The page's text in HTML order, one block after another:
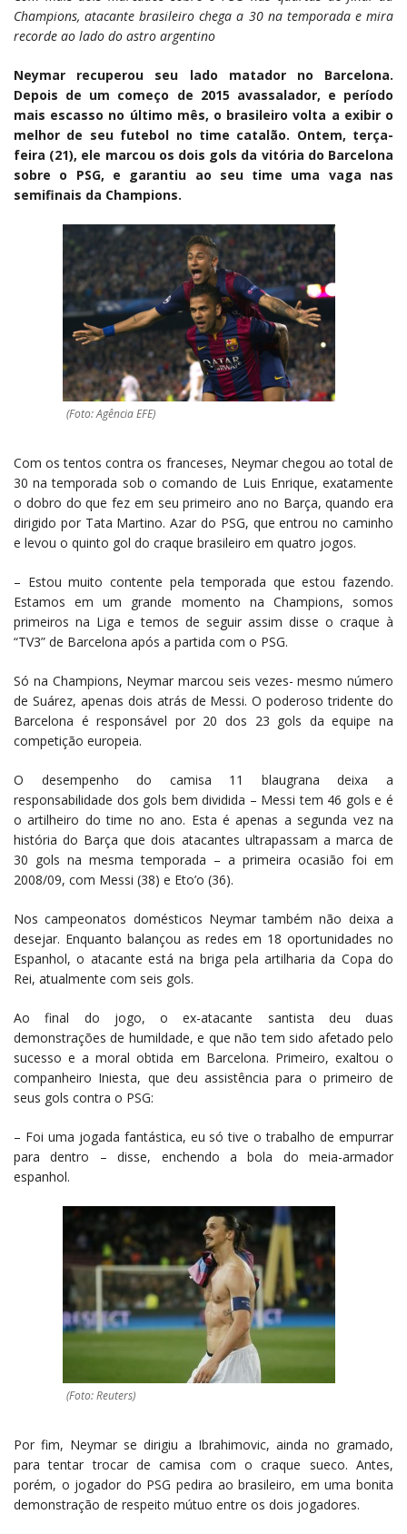
Champions, atacante brasileiro chega a 30 na temporada e mira
recorde ao lado do astro argentino
Neymar recuperou seu lado matador no Barcelona.
Depois de um começo de 2015 avassalador, e período
mais escasso no último mês, o brasileiro volta a exibir o
melhor de seu futebol no time catalão. Ontem, terça-
feira (21), ele marcou os dois gols da vitória do Barcelona
sobre o PSG, e garantiu ao seu time uma vaga nas
semifinais da Champions.
(Foto: Agência EFE)
Com os tentos contra os franceses, Neymar chegou ao total de
30 na temporada sob o comando de Luis Enrique, exatamente
o dobro do que fez em seu primeiro ano no Barça, quando era
dirigido por Tata Martino. Azar do PSG, que entrou no caminho
e levou o quinto gol do craque brasileiro em quatro jogos.
– Estou muito contente pela temporada que estou fazendo.
Estamos em um grande momento na Champions, somos
primeiros na Liga e temos de seguir assim disse o craque à
“TV3” de Barcelona após a partida com o PSG.
Só na Champions, Neymar marcou seis vezes- mesmo número
de Suárez, apenas dois atrás de Messi. O poderoso tridente do
Barcelona é responsável por 20 dos 23 gols da equipe na
competição europeia.
O desempenho do camisa 11 blaugrana deixa a
responsabilidade dos gols bem dividida – Messi tem 46 gols e é
o artilheiro do time no ano. Esta é apenas a segunda vez na
história do Barça que dois atacantes ultrapassam a marca de
30 gols na mesma temporada – a primeira ocasião foi em
2008/09, com Messi (38) e Eto’o (36).
Nos campeonatos domésticos Neymar também não deixa a
desejar. Enquanto balançou as redes em 18 oportunidades no
Espanhol, o atacante está na briga pela artilharia da Copa do
Rei, atualmente com seis gols.
Ao final do jogo, o ex-atacante santista deu duas
demonstrações de humildade, e que não tem sido afetado pelo
sucesso e a moral obtida em Barcelona. Primeiro, exaltou o
companheiro Iniesta, que deu assistência para o primeiro de
seus gols contra o PSG:
– Foi uma jogada fantástica, eu só tive o trabalho de empurrar
para dentro – disse, enchendo a bola do meia-armador
espanhol.
(Foto: Reuters)
Por fim, Neymar se dirigiu a Ibrahimovic, ainda no gramado,
para tentar trocar de camisa com o craque sueco. Antes,
porém, o jogador do PSG pedira ao brasileiro, em uma bonita
demonstração de respeito mútuo entre os dois jogadores.